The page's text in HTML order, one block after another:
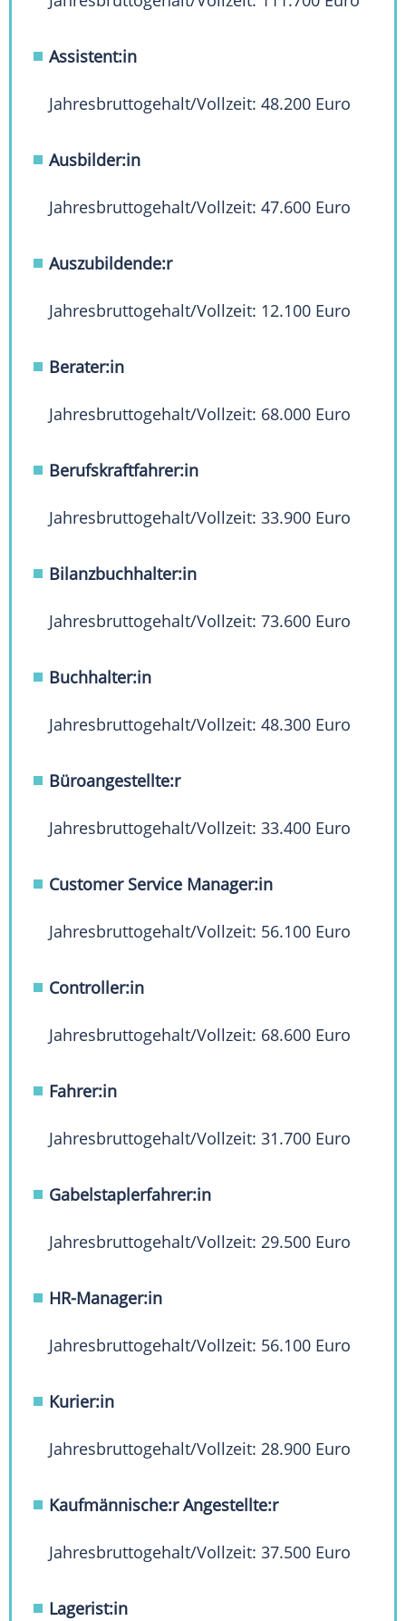
Assistent:in
Jahresbruttogehalt/Vollzeit: 48.200 Euro
Ausbilder:in
Jahresbruttogehalt/Vollzeit: 47.600 Euro
Auszubildende:r
Jahresbruttogehalt/Vollzeit: 12.100 Euro
Berater:in
Jahresbruttogehalt/Vollzeit: 68.000 Euro
Berufskraftfahrer:in
Jahresbruttogehalt/Vollzeit: 33.900 Euro
Bilanzbuchhalter:in
Jahresbruttogehalt/Vollzeit: 73.600 Euro
Buchhalter:in
Jahresbruttogehalt/Vollzeit: 48.300 Euro
Büroangestellte:r
Jahresbruttogehalt/Vollzeit: 33.400 Euro
Customer Service Manager:in
Jahresbruttogehalt/Vollzeit: 56.100 Euro
Controller:in
Jahresbruttogehalt/Vollzeit: 68.600 Euro
Fahrer:in
Jahresbruttogehalt/Vollzeit: 31.700 Euro
Gabelstaplerfahrer:in
Jahresbruttogehalt/Vollzeit: 29.500 Euro
HR-Manager:in
Jahresbruttogehalt/Vollzeit: 56.100 Euro
Kurier:in
Jahresbruttogehalt/Vollzeit: 28.900 Euro
Kaufmännische:r Angestellte:r
Jahresbruttogehalt/Vollzeit: 37.500 Euro
Lagerist:in